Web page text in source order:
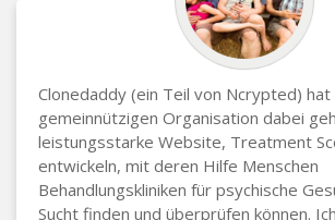
Clonedaddy (ein Teil von Ncrypted)
gemeinnützigen Organisation dabei
leistungsstarke Website, Treatment
entwickeln, mit deren Hilfe Menschen
Behandlungskliniken für psychische
Sucht finden und überprüfen können.